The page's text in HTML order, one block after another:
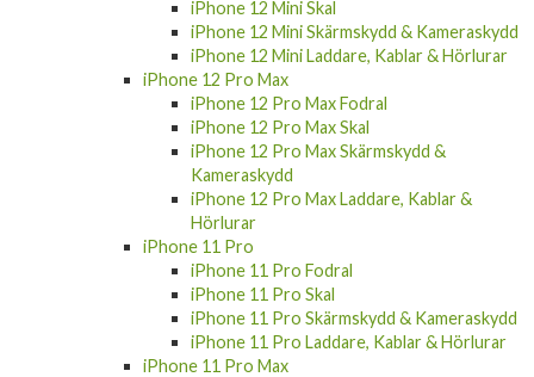
iPhone 12 Mini Skal
iPhone 12 Mini Skärmskydd & Kameraskydd
iPhone 12 Mini Laddare, Kablar & Hörlurar
iPhone 12 Pro Max
iPhone 12 Pro Max Fodral
iPhone 12 Pro Max Skal
iPhone 12 Pro Max Skärmskydd &
Kameraskydd
iPhone 12 Pro Max Laddare, Kablar &
Hörlurar
iPhone 11 Pro
iPhone 11 Pro Fodral
iPhone 11 Pro Skal
iPhone 11 Pro Skärmskydd & Kameraskydd
iPhone 11 Pro Laddare, Kablar & Hörlurar
iPhone 11 Pro Max